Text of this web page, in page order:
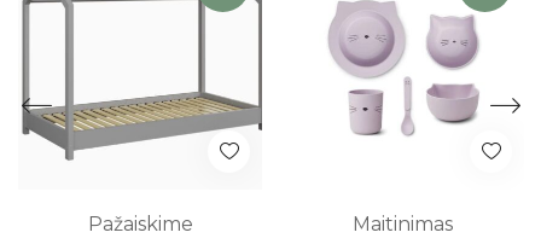
Pažaiskime
Maitinimas